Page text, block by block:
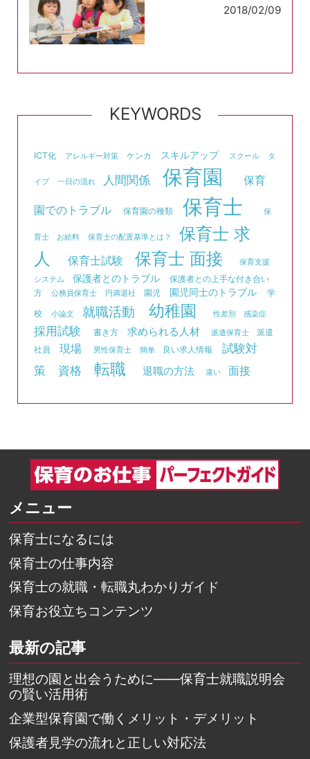
2018/02/09
KEYWORDS
ICT化 アレルギー対策 ケンカ スキルアップ スクール タ
イプ 一日の流れ 人間関係 保育園 保育
園でのトラブル 保育園の種類 保育士 保
育士 お給料 保育士の配置基準とは？
保育士 求
人
保育士試験 保育士 面接
保育支援
システム
保護者とのトラブル
保護者との上手な付き合い
方
公務員保育士 円満退社 園児 園児同士のトラブル
学
校
小論文 就職活動 幼稚園 性差別 感染症
採用試験 書き方 求められる人材 派遣保育士
派遣
社員
現場 男性保育士 簡単 良い求人情報
試験対
策
資格 転職 退職の方法 違い 面接
メニュー
保育士になるには
保育士の仕事内容
保育士の就職・転職丸わかりガイド
保育お役立ちコンテンツ
最新の記事
理想の園と出会うために――保育士就職説明会
の賢い活用術
企業型保育園で働くメリット・デメリット
保護者見学の流れと正しい対応法